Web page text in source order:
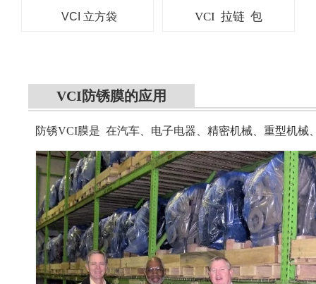
VCI 立方袋 VCI 拉链 包
VCI防锈膜的应用
防锈VCI膜是 在汽车、电子电器、精密机械、重型机械